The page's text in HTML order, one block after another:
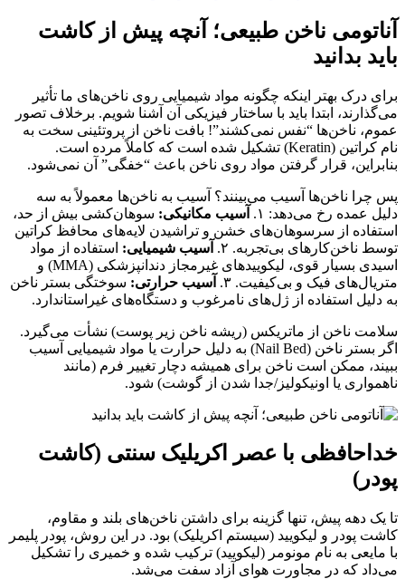
آناتومی ناخن طبیعی؛ آنچه پیش از کاشت
باید بدانید
برای درک بهتر اینکه چگونه مواد شیمیایی روی ناخن‌های ما تأثیر
می‌گذارند، ابتدا باید با ساختار فیزیکی آن آشنا شویم. برخلاف تصور
عموم، ناخن‌ها “نفس نمی‌کشند”! بافت ناخن از پروتئینی سخت به
نام کراتین (Keratin) تشکیل شده است که کاملاً مرده است.
بنابراین، قرار گرفتن مواد روی ناخن باعث “خفگی” آن نمی‌شود.
پس چرا ناخن‌ها آسیب می‌بینند؟ آسیب به ناخن‌ها معمولاً به سه
دلیل عمده رخ می‌دهد: ۱.
آسیب مکانیکی: سوهان‌کشی بیش از حد،
استفاده از سرسوهان‌های خشن و تراشیدن لایه‌های محافظ کراتین
توسط ناخن‌کارهای بی‌تجربه. ۲.
آسیب شیمیایی: استفاده از مواد
اسیدی بسیار قوی، لیکوییدهای غیرمجاز دندانپزشکی (MMA) و
متریال‌های فیک و بی‌کیفیت. ۳.
آسیب حرارتی: سوختگی بستر ناخن
به دلیل استفاده از ژل‌های نامرغوب و دستگاه‌های غیراستاندارد.
سلامت ناخن از ماتریکس (ریشه ناخن زیر پوست) نشأت می‌گیرد.
اگر بستر ناخن (Nail Bed) به دلیل حرارت یا مواد شیمیایی آسیب
ببیند، ممکن است ناخن برای همیشه دچار تغییر فرم (مانند
ناهمواری یا اونیکولیز/جدا شدن از گوشت) شود.
خداحافظی با عصر اکریلیک سنتی (کاشت
پودر)
تا یک دهه پیش، تنها گزینه برای داشتن ناخن‌های بلند و مقاوم،
کاشت پودر و لیکویید (سیستم اکریلیک) بود. در این روش، پودر پلیمر
با مایعی به نام مونومر (لیکویید) ترکیب شده و خمیری را تشکیل
می‌داد که در مجاورت هوای آزاد سفت می‌شد.